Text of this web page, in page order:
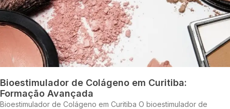
Bioestimulador de Colágeno em Curitiba:
Formação Avançada
Bioestimulador de Colágeno em Curitiba O bioestimulador de